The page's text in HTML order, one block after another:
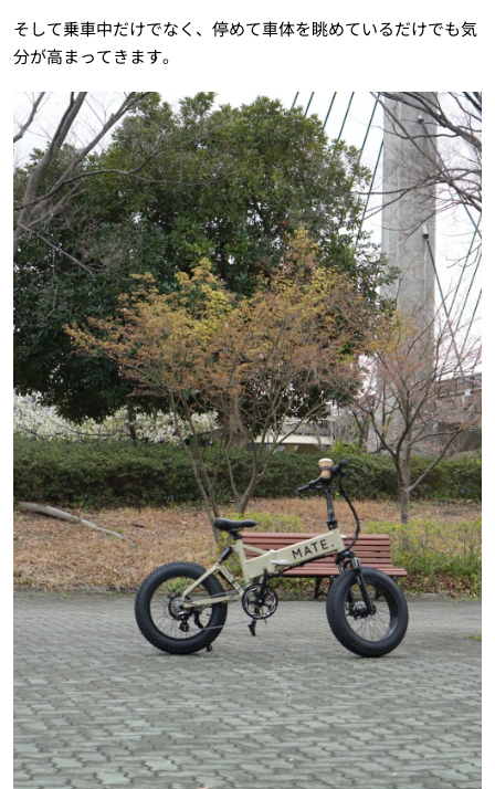
そして乗車中だけでなく、停めて車体を眺めているだけでも気
分が高まってきます。